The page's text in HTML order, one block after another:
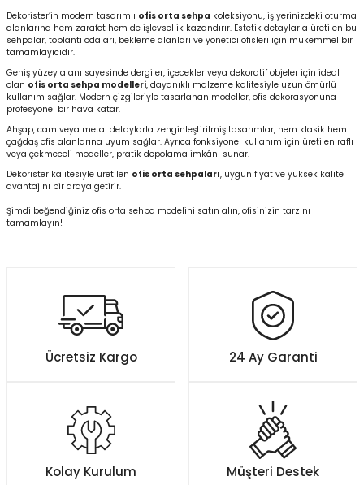
Dekorister’in modern tasarımlı ofis orta sehpa koleksiyonu, iş yerinizdeki oturma
alanlarına hem zarafet hem de işlevsellik kazandırır. Estetik detaylarla üretilen bu
sehpalar, toplantı odaları, bekleme alanları ve yönetici ofisleri için mükemmel bir
tamamlayıcıdır.
Geniş yüzey alanı sayesinde dergiler, içecekler veya dekoratif objeler için ideal
olan ofis orta sehpa modelleri, dayanıklı malzeme kalitesiyle uzun ömürlü
kullanım sağlar. Modern çizgileriyle tasarlanan modeller, ofis dekorasyonuna
profesyonel bir hava katar.
Ahşap, cam veya metal detaylarla zenginleştirilmiş tasarımlar, hem klasik hem
çağdaş ofis alanlarına uyum sağlar. Ayrıca fonksiyonel kullanım için üretilen raflı
veya çekmeceli modeller, pratik depolama imkânı sunar.
Dekorister kalitesiyle üretilen ofis orta sehpaları, uygun fiyat ve yüksek kalite
avantajını bir araya getirir.
Şimdi beğendiğiniz ofis orta sehpa modelini satın alın, ofisinizin tarzını
tamamlayın!
Ücretsiz Kargo 24 Ay Garanti
Kolay Kurulum Müşteri Destek